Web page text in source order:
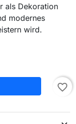
als Dekoration
modernes
wird.
favorite_border